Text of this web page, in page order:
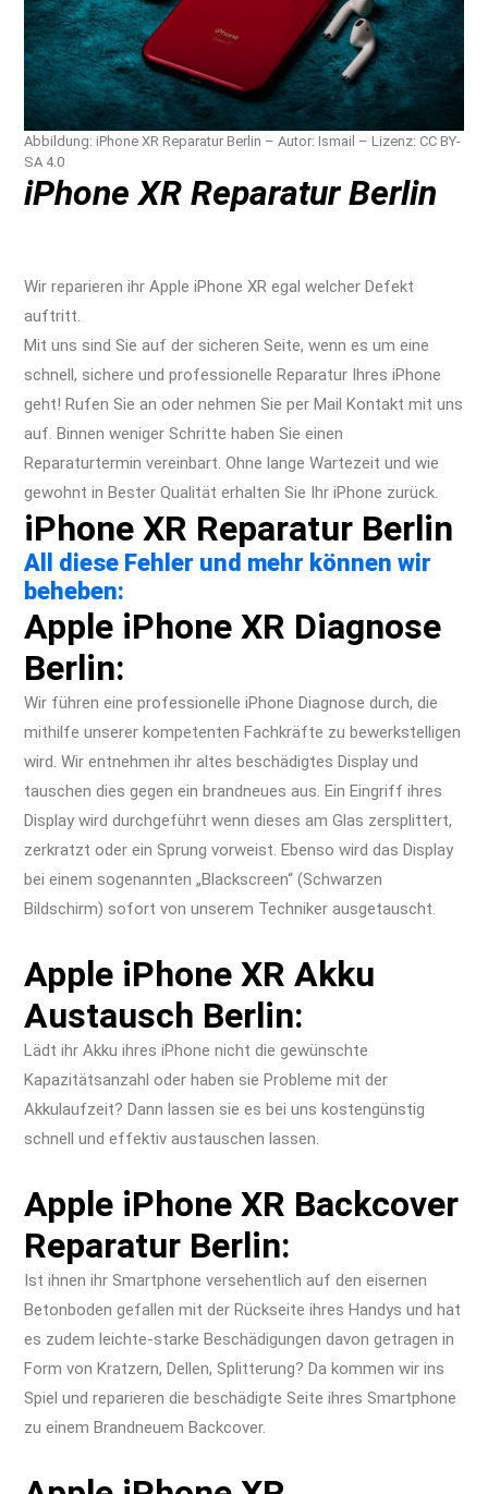
Abbildung: iPhone XR Reparatur Berlin – Autor: Ismail – Lizenz: CC BY-
SA 4.0
iPhone XR Reparatur Berlin
Wir reparieren ihr Apple iPhone XR egal welcher Defekt
auftritt.
Mit uns sind Sie auf der sicheren Seite, wenn es um eine
schnell, sichere und professionelle Reparatur Ihres iPhone
geht! Rufen Sie an oder nehmen Sie per Mail Kontakt mit uns
auf. Binnen weniger Schritte haben Sie einen
Reparaturtermin vereinbart. Ohne lange Wartezeit und wie
gewohnt in Bester Qualität erhalten Sie Ihr iPhone zurück.
iPhone XR Reparatur Berlin
All diese Fehler und mehr können wir
beheben:
Apple iPhone XR Diagnose
Berlin:
Wir führen eine professionelle iPhone Diagnose durch, die
mithilfe unserer kompetenten Fachkräfte zu bewerkstelligen
wird. Wir entnehmen ihr altes beschädigtes Display und
tauschen dies gegen ein brandneues aus. Ein Eingriff ihres
Display wird durchgeführt wenn dieses am Glas zersplittert,
zerkratzt oder ein Sprung vorweist. Ebenso wird das Display
bei einem sogenannten „Blackscreen“ (Schwarzen
Bildschirm) sofort von unserem Techniker ausgetauscht.
Apple iPhone XR Akku
Austausch Berlin:
Lädt ihr Akku ihres iPhone nicht die gewünschte
Kapazitätsanzahl oder haben sie Probleme mit der
Akkulaufzeit? Dann lassen sie es bei uns kostengünstig
schnell und effektiv austauschen lassen.
Apple iPhone XR Backcover
Reparatur Berlin:
Ist ihnen ihr Smartphone versehentlich auf den eisernen
Betonboden gefallen mit der Rückseite ihres Handys und hat
es zudem leichte-starke Beschädigungen davon getragen in
Form von Kratzern, Dellen, Splitterung? Da kommen wir ins
Spiel und reparieren die beschädigte Seite ihres Smartphone
zu einem Brandneuem Backcover.